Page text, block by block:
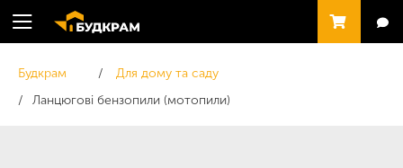
Будкрам
Для дому та саду
Ланцюгові бензопили (мотопили)